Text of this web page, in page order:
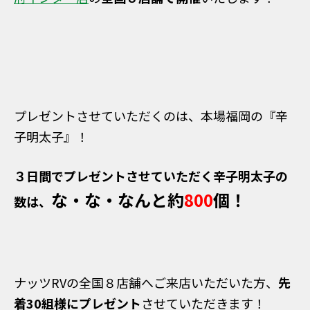
プレゼントさせていただくのは、本場福岡の『辛
子明太子』！
３日間でプレゼントさせていただく辛子明太子の
数は、 な・な・なんと約800個！
ナッツRVの全国８店舗へご来店いただいた方、 先
着30組様にプレゼントさせていただきます！